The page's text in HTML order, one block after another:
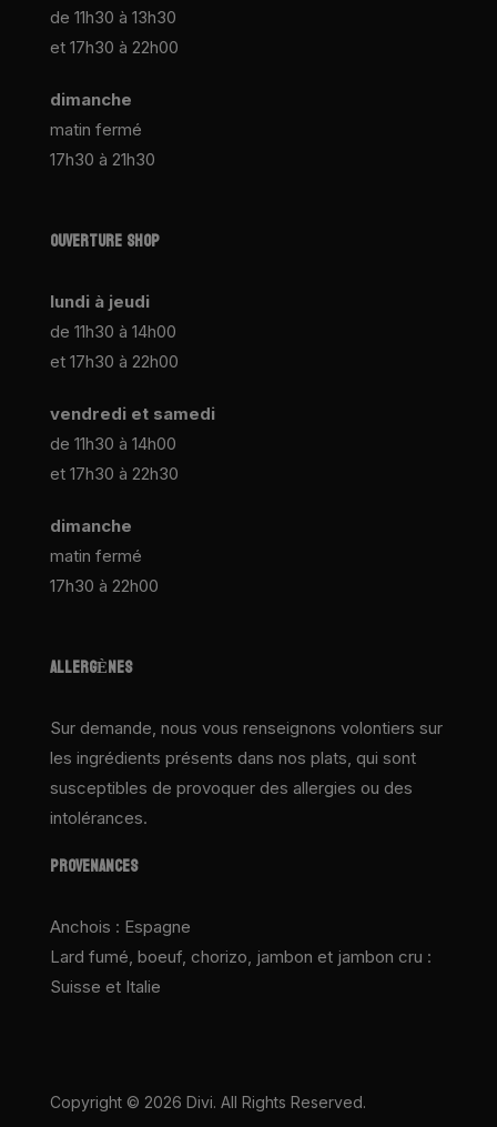
de 11h30 à 13h30
et 17h30 à 22h00
dimanche
matin fermé
17h30 à 21h30
OUVERTURE SHOP
lundi à jeudi
de 11h30 à 14h00
et 17h30 à 22h00
vendredi et samedi
de 11h30 à 14h00
et 17h30 à 22h30
dimanche
matin fermé
17h30 à 22h00
ALLERGÈNES
Sur demande, nous vous renseignons volontiers sur
les ingrédients présents dans nos plats, qui sont
susceptibles de provoquer des allergies ou des
intolérances.
PROVENANCES
Anchois : Espagne
Lard fumé, boeuf, chorizo, jambon et jambon cru :
Suisse et Italie
Copyright © 2026 Divi. All Rights Reserved.